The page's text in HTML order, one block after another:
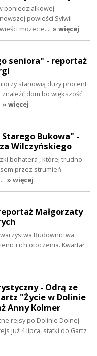
poniedziałkowej
powieści Sylwii
możecie… » więcej
seniora" - reportaż
stanowią duży procent
dom bo większość
» więcej
Bukowa" -
Wilczyńskiego
bohatera , której trudno
przez strumień
» więcej
Małgorzaty
Budownictwa
i ich otoczenia. Kwartał
- Odrą ze
"Życie w Dolinie
Anny Kolmer
rejsy po Dolinie Dolnej
już 4 lipca, statki do Gartz